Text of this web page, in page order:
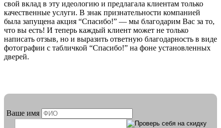
свой вклад в эту идеологию и предлагала клиентам только
качественные услуги. В знак признательности компанией
была запущена акция “Спасибо!” — мы благодарим Вас за то,
что вы есть! И теперь каждый клиент может не только
написать отзыв, но и выразить ответную благодарность в виде
фотографии с табличкой “Спасибо!” на фоне установленных
дверей.
Ваше имя